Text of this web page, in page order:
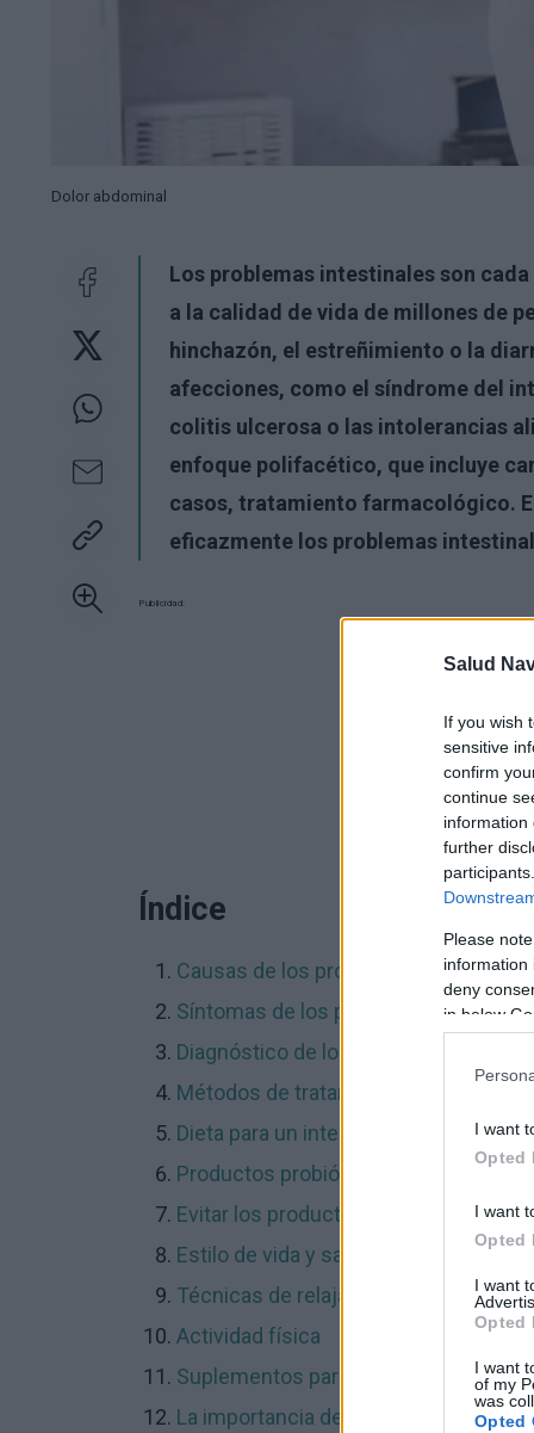
Salud
If you wish
sensitive
confirm
continue
information
further
Please
information
deny
in below
I want
Opted
I want
Opted
I want
Opted
I want
of my
was
Opted
Dolor abdominal
Los problemas intestinales son
a la calidad de vida de millones de
hinchazón, el estreñimiento o la
afecciones, como el síndrome del
colitis ulcerosa o las intolerancias
enfoque polifacético, que incluye
casos, tratamiento farmacológico.
eficazmente los problemas
Publicidad:
Índice
Causas de los problemas intestinales
Síntomas de los problemas
Diagnóstico de los problemas
Métodos de tratamiento de los
Dieta para un intestino sano
Productos probióticos y prebióticos
Evitar los productos problemáticos
Estilo de vida y salud intestinal
Técnicas de relajación
Actividad física
Suplementos para un intestino sano
La importancia de las revisiones